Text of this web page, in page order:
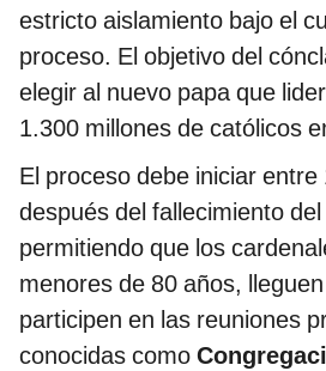
estricto aislamiento bajo el
proceso. El objetivo del
elegir al nuevo papa que
1.300 millones de católicos
El proceso debe iniciar
después del fallecimiento
permitiendo que los
menores de 80 años,
participen en las reuniones
conocidas como